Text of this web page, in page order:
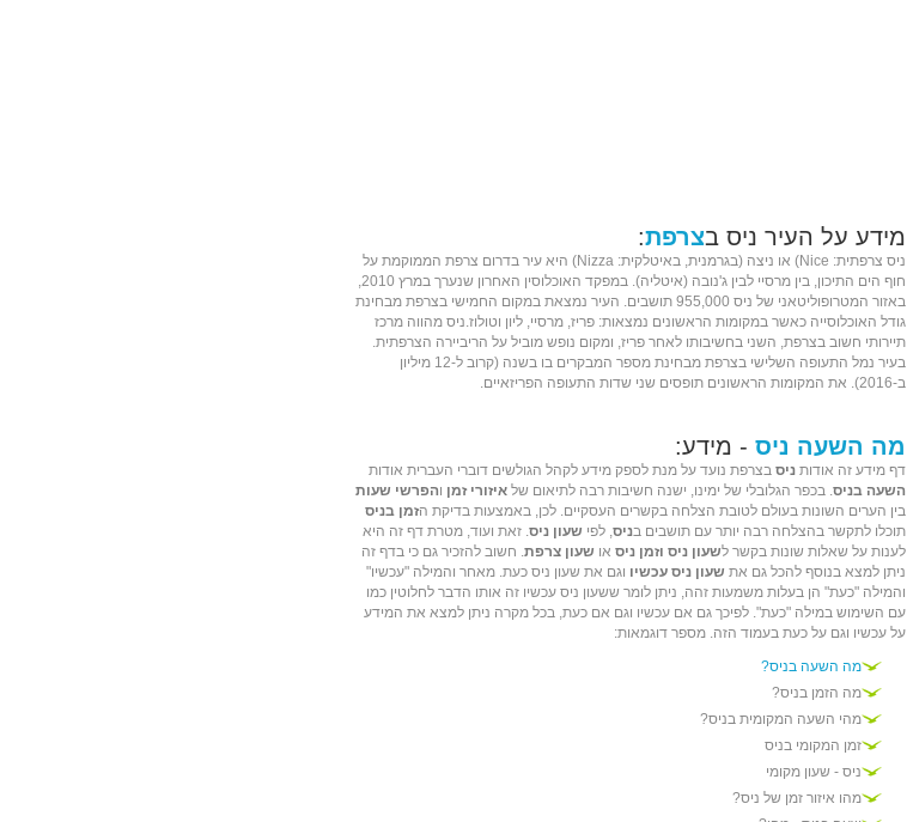
מידע על העיר ניס בצרפת:
ניס צרפתית: Nice) או ניצה (ב גרמנית, באיטלקית: Nizza) היא עיר בדרום צרפת הממוקמת על
חוף הים התיכון, בין מרסיי לבין ג'נובה (איטליה). במפקד האוכלוסין האחרון שנערך במרץ 2010
,
באזור המטרופוליטאני של ניס 955,000 תושבים. העיר נמצאת במקום החמישי בצרפת מבחינת
גודל האוכלוסייה כאשר במקומות הראשונים נמצאות: פריז, מרסיי, ליון וטולוז.ניס מהווה מרכז
תיירותי חשוב בצרפת, השני בחשיבותו לאחר פריז, ומקום נופש מוביל על הריביירה הצרפתית.
בעיר נמל התעופה
השלישי בצרפת מבחינת מספר המבקרים בו בשנה (קרוב ל-12 מיליון
ב-2016). את המקומות הראשונים תופסים שני שדות התעופה הפריזאיים.
מה השעה ניס - מידע:
דף מידע זה אודות ניס בצרפת נועד על מנת לספק מידע לקהל הגולשים דוברי העברית אודות
השעה בניס. בכפר הגלובלי של ימינו, ישנה חשיבות רבה לתיאום של איזורי זמן והפרשי שעות
בין הערים השונות בעולם לטובת הצלחה בקשרים העסקיים. לכן, באמצעות בדיקת הזמן בניס
תוכלו לתקשר בהצלחה רבה יותר עם תושבים בניס, לפי שעון ניס. זאת ועוד, מטרת דף זה היא
לענות על שאלות שונות בקשר לשעון ניס וזמן ניס או שעון צרפת. חשוב להזכיר גם כי בדף זה
ניתן למצא בנוסף להכל גם את שעון ניס עכשיו וגם את שעון ניס כעת. מאחר והמילה "עכשיו"
והמילה "כעת" הן בעלות משמעות זהה, ניתן לומר ששעון ניס עכשיו זה אותו הדבר לחלוטין כמו
עם השימוש במילה "כעת". לפיכך גם אם עכשיו וגם אם כעת, בכל מקרה ניתן למצא את המידע
על עכשיו וגם על כעת בעמוד הזה. מספר דוגמאות:
מה השעה בניס?
מה הזמן בניס?
מהי השעה המקומית בניס?
זמן המקומי בניס
ניס - שעון מקומי
מהו איזור זמן של ניס?